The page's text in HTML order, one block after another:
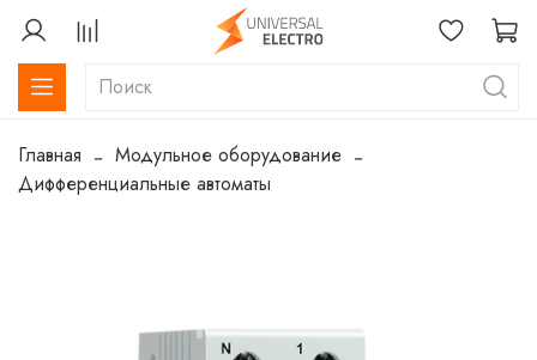
Главная
Модульное оборудование
Дифференциальные автоматы